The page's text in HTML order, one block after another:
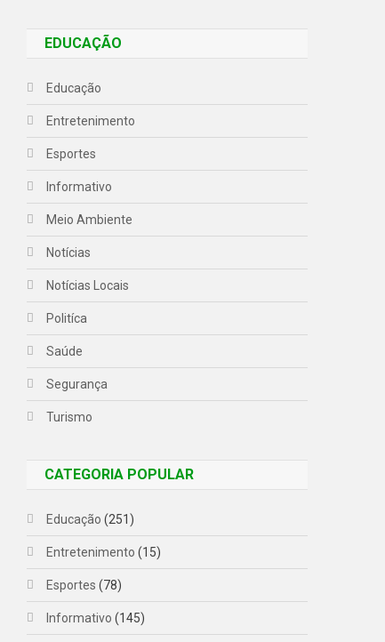
EDUCAÇÃO
Educação
Entretenimento
Esportes
Informativo
Meio Ambiente
Notícias
Notícias Locais
Politíca
Saúde
Segurança
Turismo
CATEGORIA POPULAR
Educação (251)
Entretenimento (15)
Esportes (78)
Informativo (145)